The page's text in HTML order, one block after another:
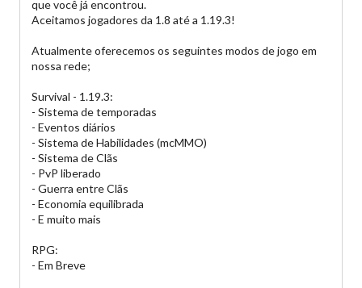
que você já encontrou.
Aceitamos jogadores da 1.8 até a 1.19.3!
Atualmente oferecemos os seguintes modos de jogo em
nossa rede;
Survival - 1.19.3:
- Sistema de temporadas
- Eventos diários
- Sistema de Habilidades (mcMMO)
- Sistema de Clãs
- PvP liberado
- Guerra entre Clãs
- Economia equilibrada
- E muito mais
RPG:
- Em Breve